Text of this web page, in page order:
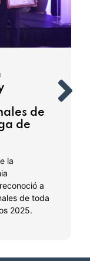
de
de
la
a
de toda
2025.